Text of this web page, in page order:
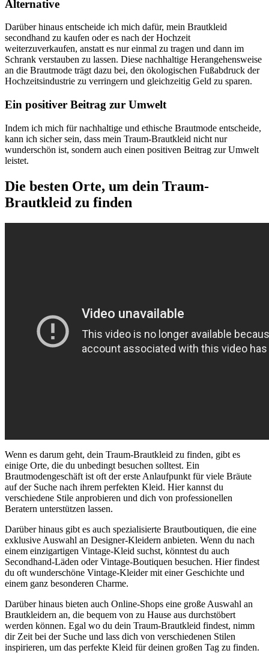
Alternative
Darüber hinaus entscheide ich mich dafür, mein Brautkleid
secondhand zu kaufen oder es nach der Hochzeit
weiterzuverkaufen, anstatt es nur einmal zu tragen und dann im
Schrank verstauben zu lassen. Diese nachhaltige Herangehensweise
an die Brautmode trägt dazu bei, den ökologischen Fußabdruck der
Hochzeitsindustrie zu verringern und gleichzeitig Geld zu sparen.
Ein positiver Beitrag zur Umwelt
Indem ich mich für nachhaltige und ethische Brautmode entscheide,
kann ich sicher sein, dass mein Traum-Brautkleid nicht nur
wunderschön ist, sondern auch einen positiven Beitrag zur Umwelt
leistet.
Die besten Orte, um dein Traum-
Brautkleid zu finden
Wenn es darum geht, dein Traum-Brautkleid zu finden, gibt es
einige Orte, die du unbedingt besuchen solltest. Ein
Brautmodengeschäft ist oft der erste Anlaufpunkt für viele Bräute
auf der Suche nach ihrem perfekten Kleid. Hier kannst du
verschiedene Stile anprobieren und dich von professionellen
Beratern unterstützen lassen.
Darüber hinaus gibt es auch spezialisierte Brautboutiquen, die eine
exklusive Auswahl an Designer-Kleidern anbieten. Wenn du nach
einem einzigartigen Vintage-Kleid suchst, könntest du auch
Secondhand-Läden oder Vintage-Boutiquen besuchen. Hier findest
du oft wunderschöne Vintage-Kleider mit einer Geschichte und
einem ganz besonderen Charme.
Darüber hinaus bieten auch Online-Shops eine große Auswahl an
Brautkleidern an, die bequem von zu Hause aus durchstöbert
werden können. Egal wo du dein Traum-Brautkleid findest, nimm
dir Zeit bei der Suche und lass dich von verschiedenen Stilen
inspirieren, um das perfekte Kleid für deinen großen Tag zu finden.